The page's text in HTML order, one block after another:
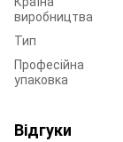
виробництва
Тип
Професійна
упаковка
Відгуки